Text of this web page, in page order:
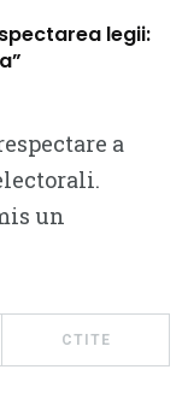
legii:
a
un
CTITE